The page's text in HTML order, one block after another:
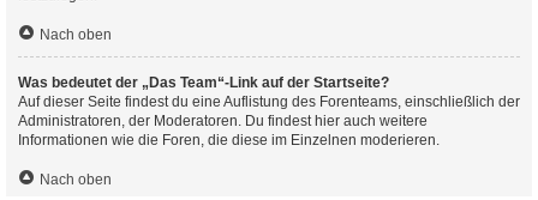
Nach oben
Was bedeutet der „Das Team“-Link auf der Startseite?
Auf dieser Seite findest du eine Auflistung des Forenteams, einschließlich der
Administratoren, der Moderatoren. Du findest hier auch weitere
Informationen wie die Foren, die diese im Einzelnen moderieren.
Nach oben